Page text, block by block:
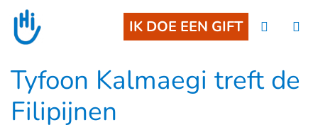
Goto main content
IK DOE EEN GIFT
Tyfoon Kalmaegi treft de
Filipijnen